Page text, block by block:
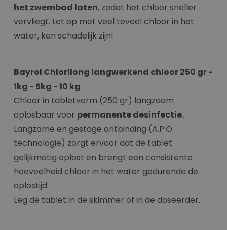
het zwembad laten, zodat het chloor sneller
vervliegt. Let op met veel teveel chloor in het
water, kan schadelijk zijn!
Bayrol Chlorilong langwerkend chloor 250 gr -
1kg - 5kg - 10 kg
Chloor in tabletvorm (250 gr) langzaam
oplosbaar voor permanente desinfectie.
Langzame en gestage ontbinding (A.P.O.
technologie) zorgt ervoor dat de tablet
gelijkmatig oplost en brengt een consistente
hoeveelheid chloor in het water gedurende de
oplostijd.
Leg de tablet in de skimmer of in de doseerder.